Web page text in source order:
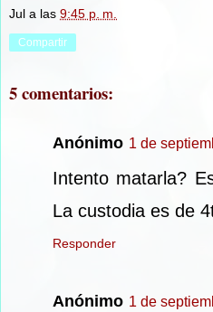
Jul a las 9:45 p. m.
Compartir
5 comentarios:
Anónimo 1 de
Intento matarla?
La custodia es de
Responder
Anónimo 1 de